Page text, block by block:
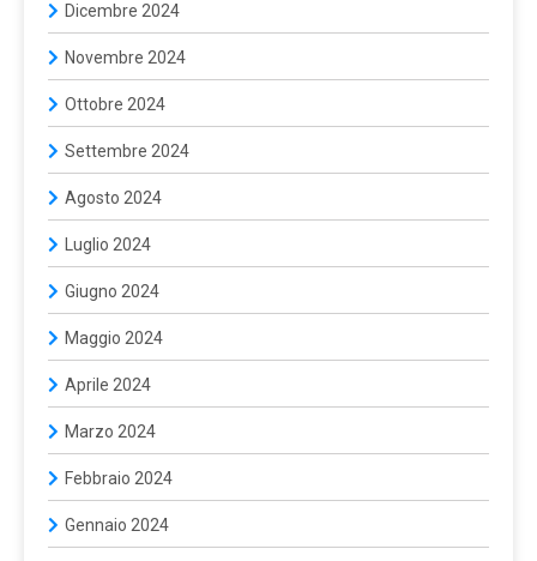
Dicembre 2024
Novembre 2024
Ottobre 2024
Settembre 2024
Agosto 2024
Luglio 2024
Giugno 2024
Maggio 2024
Aprile 2024
Marzo 2024
Febbraio 2024
Gennaio 2024